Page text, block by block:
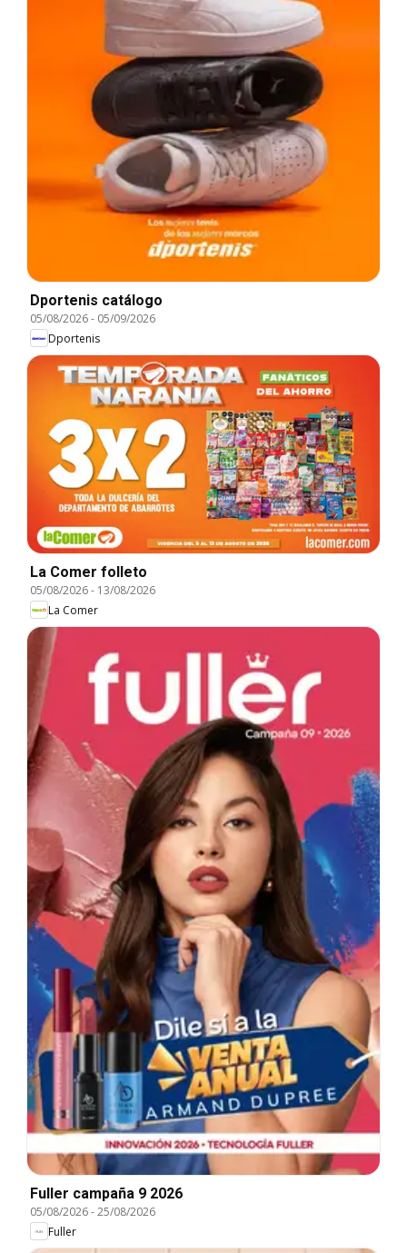
Dportenis catálogo
05/08/2026- 05/09/2026
Dportenis
La Comer folleto
05/08/2026- 13/08/2026
La Comer
Fuller campaña 9 2026
05/08/2026-25/08/2026
Fuller